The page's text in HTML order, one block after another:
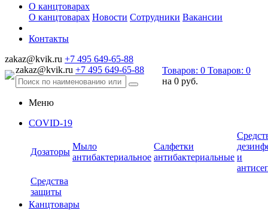
О канцтоварах
О канцтоварах Новости Сотрудники Вакансии
Контакты
zakaz@kvik.ru +7 495 649-65-88
zakaz@kvik.ru +7 495 649-65-88 Товаров: 0 Товаров: 0
на 0 руб.
Меню
COVID-19
Дозаторы
Мыло
антибактериальное
Салфетки
антибактериальные и
Средства
защиты
Канцтовары